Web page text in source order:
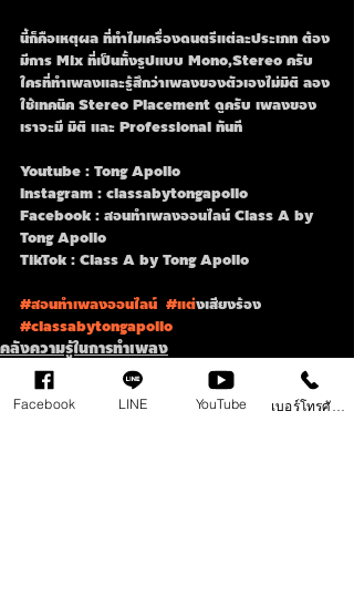
นี้ก็คือเหตุผล ที่ทำไมเครื่องดนตรีแต่ละประเภท ต้อง
มีการ Mix ที่เป็นทั้งรูปแบบ Mono,Stereo ครับ
ใครที่ทำเพลงและรู้สึกว่าเพลงของตัวเองไม่มิติ ลอง
ใช้เทคนิค Stereo Placement ดูครับ เพลงของ
เราจะมี มิติ และ Professional ทันที
Youtube : Tong Apollo
Instagram : classabytongapollo
Facebook : สอนทำเพลงออนไลน์ Class A by
Tong Apollo
TikTok : Class A by Tong Apollo
#สอนทำเพลงออนไลน #แต่งเสียงร้อง
#classabytongapollo
คลังความรู้ในการทำเพลง
Facebook LINE YouTube